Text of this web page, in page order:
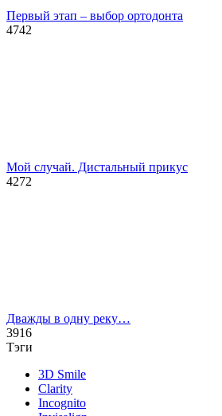
Первый этап – выбор ортодонта
4742
Мой случай. Дистальный прикус
4272
Дважды в одну реку…
3916
Тэги
3D Smile
Clarity
Incognito